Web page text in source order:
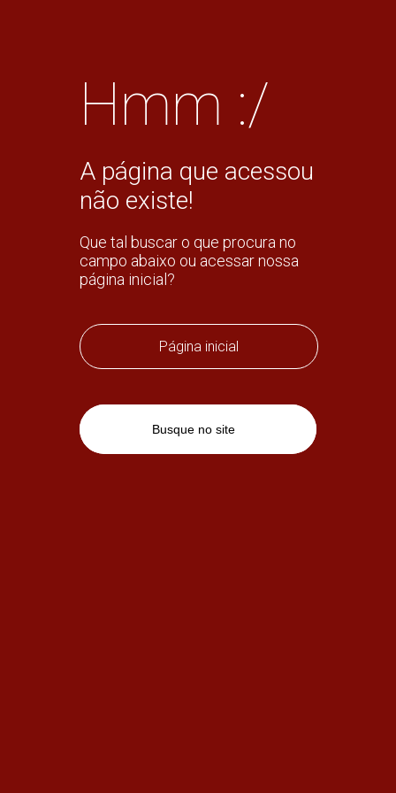
Hmm :/
A página que acessou
não existe!
Que tal buscar o que procura no
campo abaixo ou acessar nossa
página inicial?
Página inicial